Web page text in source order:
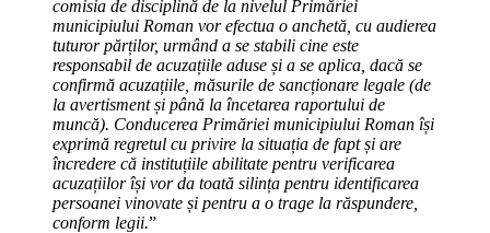
comisia de disciplină de la nivelul Primăriei
municipiului Roman vor efectua o anchetă, cu audierea
tuturor părților, urmând a se stabili cine este
responsabil de acuzațiile aduse și a se aplica, dacă se
confirmă acuzațiile, măsurile de sancționare legale (de
la avertisment și până la încetarea raportului de
muncă). Conducerea Primăriei municipiului Roman își
exprimă regretul cu privire la situația de fapt și are
încredere că instituțiile abilitate pentru verificarea
acuzațiilor își vor da toată silința pentru identificarea
persoanei vinovate și pentru a o trage la răspundere,
conform legii.”